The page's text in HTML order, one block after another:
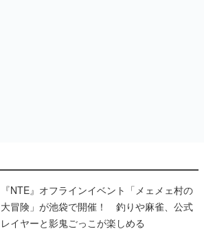
『NTE』オフラインイベント「メェメェ村の
大冒険」が池袋で開催！ 釣りや麻雀、公式
レイヤーと影鬼ごっこが楽しめる